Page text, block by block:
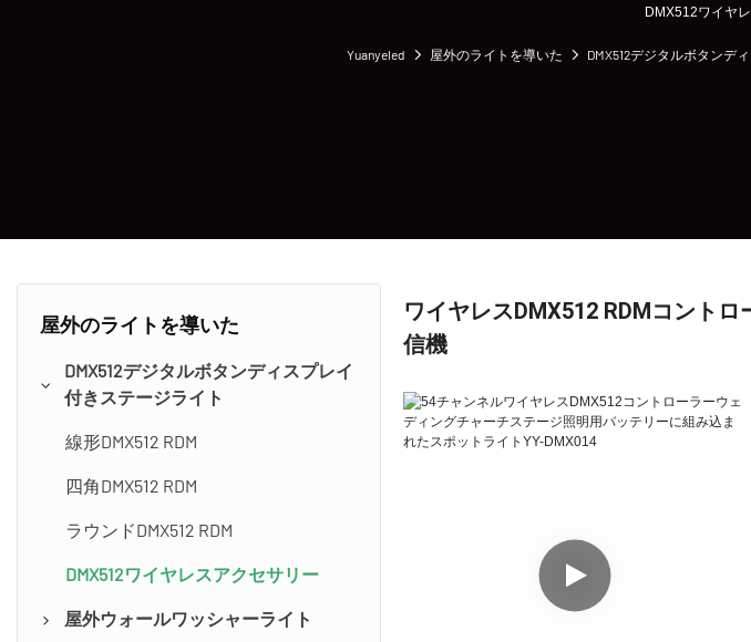
DMX512ワイヤ
Yuanyeled 屋外のライトを導いた DMX512デジタルボタンデ
屋外のライトを導いた
DMX512デジタルボタンディスプレイ
付きステージライト
線形DMX512 RDM
四角DMX512 RDM
ラウンドDMX512 RDM
DMX512ワイヤレスアクセサリー
屋外ウォールワッシャーライト
ワイヤレスDMX512 RDMコントロ
信機